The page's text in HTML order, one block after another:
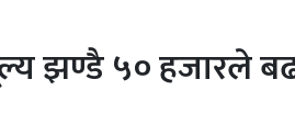
झण्डै ५० हजारले